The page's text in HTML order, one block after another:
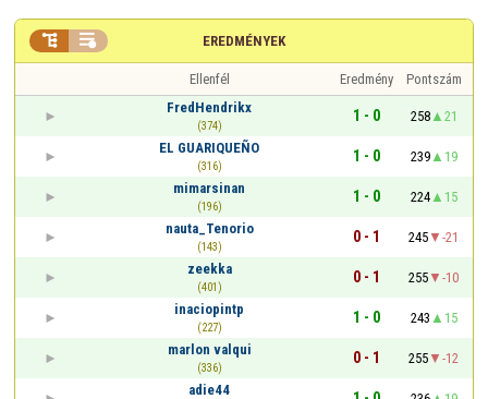
EREDMÉNYEK
 
Ellenfél Eredmény
Pontszám
FredHendrikx
(374)
1 - 0 258
21
EL GUARIQUEÑO
(316)
1 - 0 239
19
mimarsinan
(196)
1 - 0 224
15
nauta_Tenorio
(143)
0 - 1 245
-21
zeekka
(401)
0 - 1 255
-10
inaciopintp
(227)
1 - 0 243
15
marlon valqui
(336)
0 - 1 255
-12
adie44